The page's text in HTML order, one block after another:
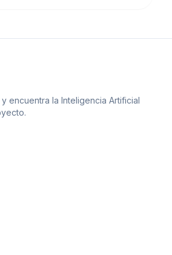
encuentra la Inteligencia Artificial